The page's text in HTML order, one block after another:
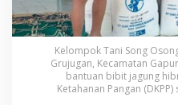
r
i
m
a
B
a
n
Kelompok Tani Song
Grujugan, Kecamatan
bantuan bibit jagung
Ketahanan Pangan